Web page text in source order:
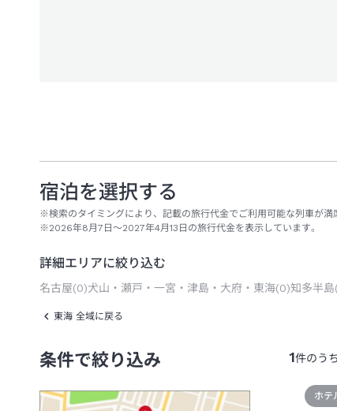
宿泊を選択する
※検索のタイミングにより、記載の旅行代金でご利用可能な列車が満
※2026年8月7日～2027年4月13日の旅行代金を表示しています。
詳細エリアに絞り込む
名古屋(0)犬山・瀬戸・一宮・津島・大府・東海(0)知多半島(
東海 全域に戻る
条件で絞り込み 1件のうち
ホテ